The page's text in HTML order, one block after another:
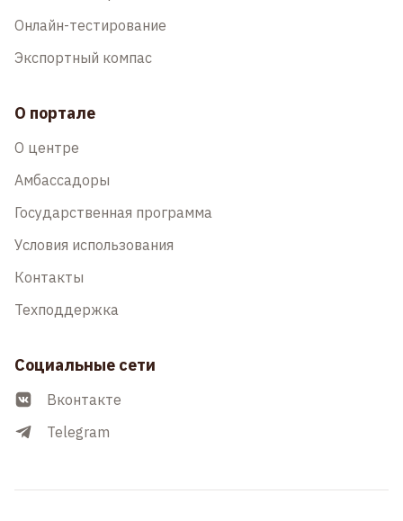
Онлайн-тестирование
Экспортный компас
О портале
О центре
Амбассадоры
Государственная программа
Условия использования
Контакты
Техподдержка
Социальные сети
Вконтакте
Telegram